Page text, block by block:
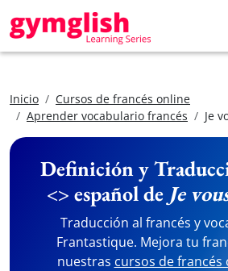
Inicio
Cursos de francés online
Aprender vocabulario francés
Je
Definición y
<> español de Je
Traducción al francés y
Frantastique. Mejora tu
nuestras cursos de francés